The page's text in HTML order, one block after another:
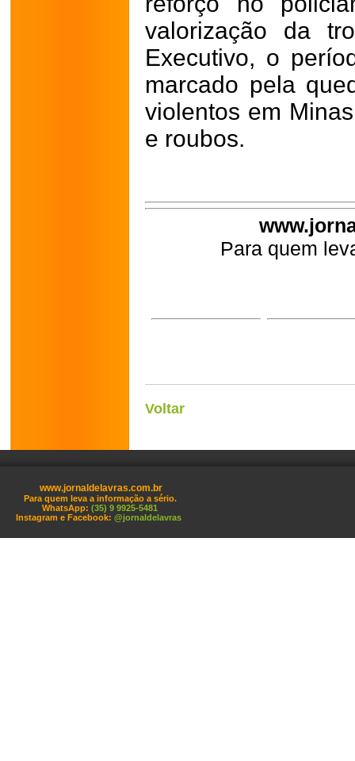
valorização da
Executivo, o
marcado pela
violentos em
e roubos.
Para quem
Voltar
www.jornaldelavras.com.br
Para quem leva a informação a sério.
WhatsApp: (35) 9 9925-5481
Instagram e Facebook: @jornaldelavras